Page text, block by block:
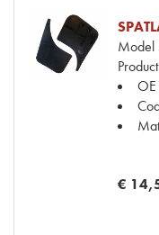
Model
OE
€